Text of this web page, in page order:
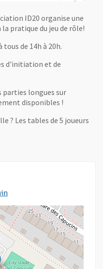
ID20 organise une
pratique du jeu de rôle!
de 14h à 20h.
d'initiation et de
parties longues sur
disponibles !
? Les tables de 5 joueurs